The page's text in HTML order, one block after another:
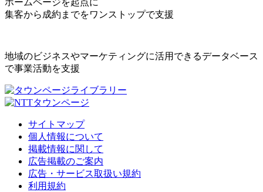
ホームページを起点に
集客から成約までをワンストップで支援
地域のビジネスやマーケティングに活用できるデータベース
で事業活動を支援
サイトマップ
個人情報について
掲載情報に関して
広告掲載のご案内
広告・サービス取扱い規約
利用規約